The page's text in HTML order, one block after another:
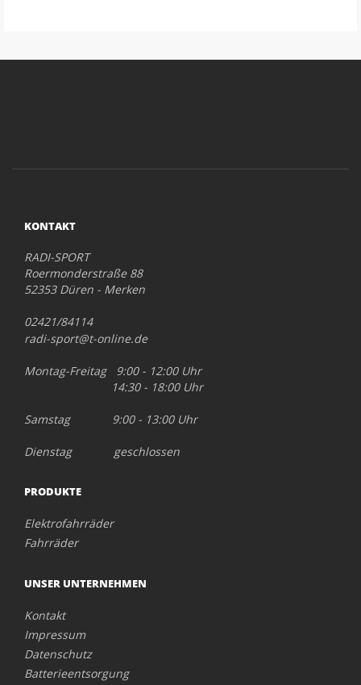
KONTAKT
RADI-SPORT
Roermonderstraße 88
52353 Düren - Merken
02421/84114
radi-sport@t-online.de
Montag-Freitag 9:00 - 12:00 Uhr
14:30 - 18:00 Uhr
Samstag 9:00 - 13:00 Uhr
Dienstag geschlossen
PRODUKTE
Elektrofahrräder
Fahrräder
UNSER UNTERNEHMEN
Kontakt
Impressum
Datenschutz
Batterieentsorgung